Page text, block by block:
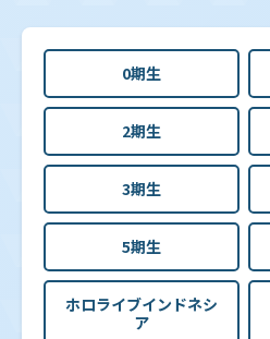
0期生
2期生
3期生
5期生
ホロライブインドネシ
ア